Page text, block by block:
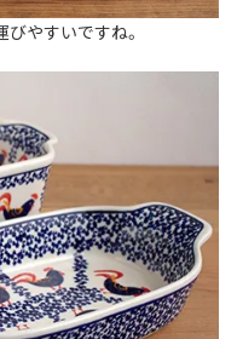
やすいですね。